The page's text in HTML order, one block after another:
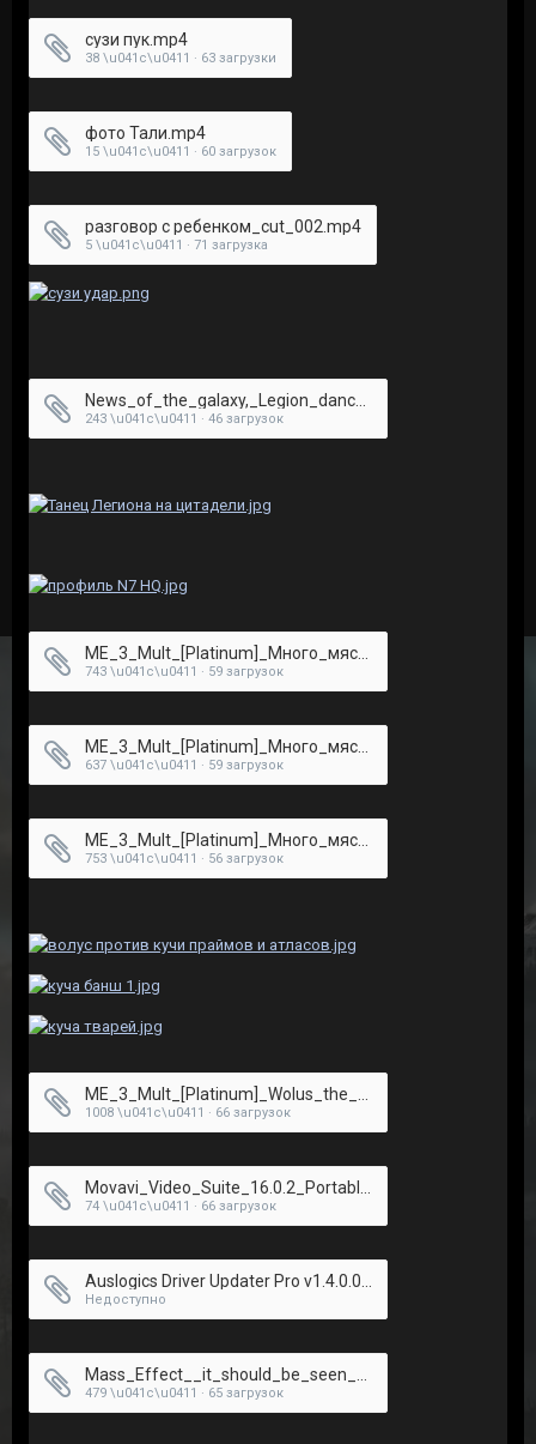
сузи пук.mp4
38 \u041c\u0411 · 63 загрузки
фото Тали.mp4
15 \u041c\u0411 · 60 загрузок
разговор с ребенком_cut_002.mp4
5 \u041c\u0411 · 71 загрузка
243 \u041c\u0411 · 46 загрузок
743 \u041c\u0411 · 59 загрузок
637 \u041c\u0411 · 59 загрузок
753 \u041c\u0411 · 56 загрузок
1008 \u041c\u0411 · 66 загрузок
74 \u041c\u0411 · 66 загрузок
Недоступно
479 \u041c\u0411 · 65 загрузок